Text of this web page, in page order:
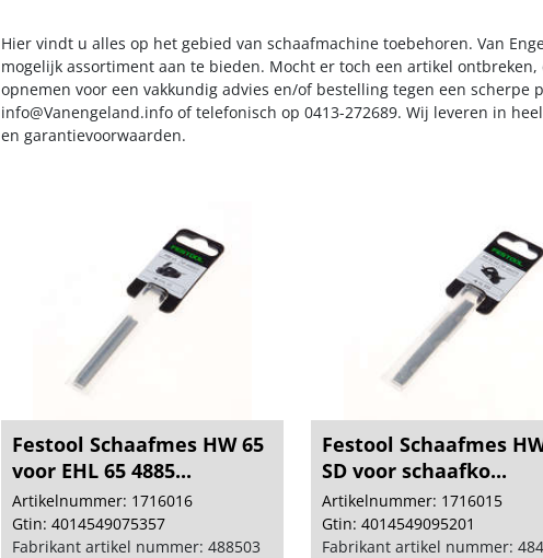
Hier vindt u alles op het gebied van schaafmachine toebehoren. Van
mogelijk assortiment aan te bieden. Mocht er toch een artikel
opnemen voor een vakkundig advies en/of bestelling tegen een scherpe
info@Vanengeland.infoof telefonisch op 0413-272689. Wij leveren in
en garantievoorwaarden.
Festool Schaafmes HW 65
voor EHL 65 4885...
Artikelnummer: 1716016
Gtin: 4014549075357
Fabrikant artikel nummer: 488503
Festool Schaafmes
SD voor schaafko...
Artikelnummer: 1716015
Gtin: 4014549095201
Fabrikant artikel nummer: